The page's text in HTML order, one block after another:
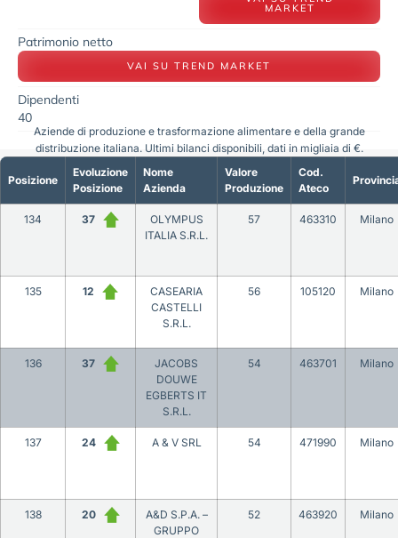
MARKET
Patrimonio netto
VAI SU TREND MARKET
Dipendenti
40
Posizione
Evoluzione
Posizione
Nome
Azienda
Valore
Produzione
Cod.
Ateco
134 37
OLYMPUS
ITALIA S.R.L.
57 463310 Milano
135 12
CASEARIA
CASTELLI
S.R.L.
56 105120 Milano
136 37
JACOBS
DOUWE
EGBERTS IT
S.R.L.
54 463701 Milano
137 24 A & V SRL 54 471990 Milano
138 20
A&D S.P.A. –
GRUPPO
52 463920 Milano
Aziende di produzione e trasformazione alimentare e della grande
distribuzione italiana. Ultimi bilanci disponibili, dati in migliaia di €.